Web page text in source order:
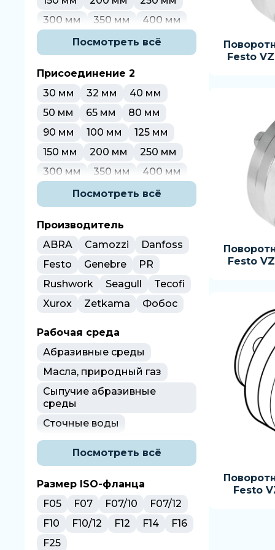
Затвор межфланцевый
Поворотный затвор
пищевой
300 мм
350 мм
400 мм
450 мм
500 мм
600 мм
700 мм
800 мм
900 мм
1000 мм
1200 мм
Посмотреть всё
Присоединение 2
30 мм
32 мм
40 мм
50 мм
65 мм
80 мм
90 мм
100 мм
125 мм
150 мм
200 мм
250 мм
300 мм
350 мм
400 мм
450 мм
500 мм
600 мм
700 мм
800 мм
900 мм
1000 мм
1200 мм
Посмотреть всё
Производитель
ABRA
Camozzi
Danfoss
Festo
Genebre
PR
Rushwork
Seagull
Tecofi
Xurox
Zetkama Фобос
Рабочая среда
Абразивные среды
Масла, природный газ
Сыпучие абразивные
среды
Сточные воды
Среды, по отношению к
которым применяемые
материалы
коррозионностойки
Среды, по отношению к
которым материалы
коррозионностойки
Слабоагрессивные среды,
Посмотреть всё
Размер ISO-фланца
F05
F07 F07/10
F07/12
F10
F10/12 F12 F14
F16
F25
Festo
Festo
Festo